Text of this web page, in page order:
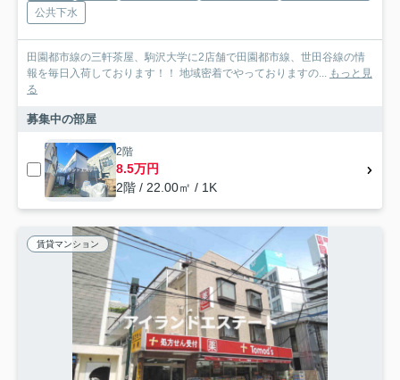
公共下水
田園都市線の三軒茶屋、駒沢大学に2店舗で田園都市線、世田谷線の情
報を毎日入荷しております！！ 地域密着でやっておりますの...
もっと見
る
募集中の部屋
2階
8.5万円
2階 / 22.00㎡ / 1K
賃貸マンション